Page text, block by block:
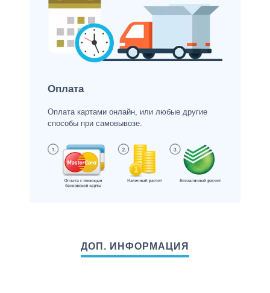
Оплата
Оплата картами онлайн, или любые другие
способы при самовывозе.